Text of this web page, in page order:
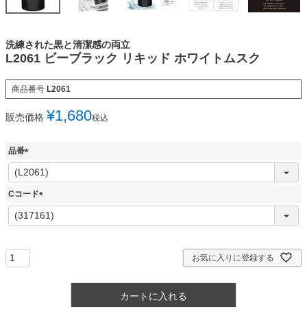
洗練された黒と清潔感の両立
L2061 ビーブラック リキッド ホワイトムスク
商品番号 L2061
販売価格 ¥1,680税込
品番
(
必
須
Cコード
(
必
お気に入りに登録する
カートに入れる